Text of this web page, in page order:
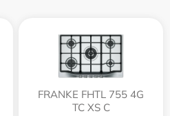
FRANKE FHTL 755 4G
TC XS C